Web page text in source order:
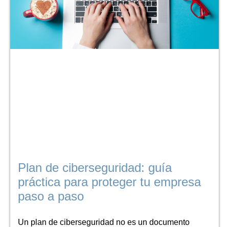
Plan de ciberseguridad: guía
práctica para proteger tu empresa
paso a paso
Un plan de ciberseguridad no es un documento